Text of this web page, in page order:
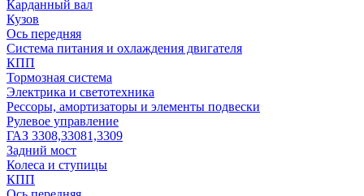
Карданный вал
Кузов
Ось передняя
Система питания и охлаждения двигателя
КПП
Тормозная система
Электрика и светотехника
Рессоры, амортизаторы и элементы подвески
Рулевое управление
ГАЗ 3308,33081,3309
Задний мост
Колеса и ступицы
КПП